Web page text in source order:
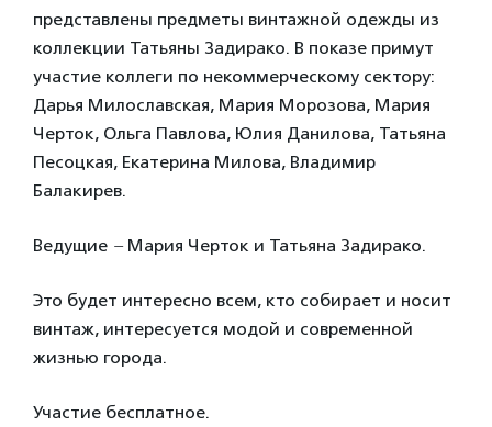
представлены предметы винтажной одежды из
коллекции Татьяны Задирако. В показе примут
участие коллеги по некоммерческому сектору:
Дарья Милославская, Мария Морозова, Мария
Черток, Ольга Павлова, Юлия Данилова, Татьяна
Песоцкая, Екатерина Милова, Владимир
Балакирев.
Ведущие –Мария Черток и Татьяна Задирако.
Это будет интересно всем, кто собирает и носит
винтаж, интересуется модой и современной
жизнью города.
Участие бесплатное.